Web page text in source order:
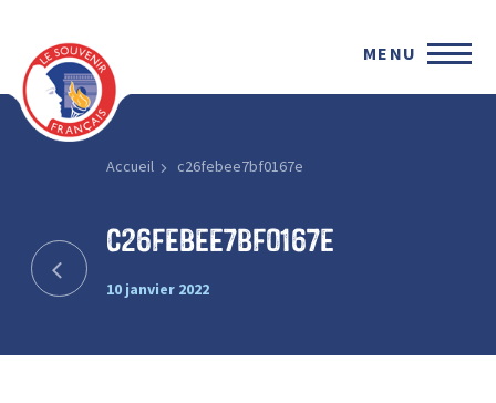
MENU
Accueil c26febee7bf0167e
c26febee7bf0167e
10 janvier 2022